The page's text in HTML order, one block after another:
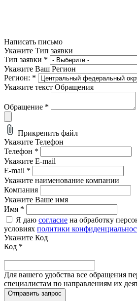
Написать письмо
Укажите Тип заявки
Тип заявки *
Укажите Ваш Регион
Регион: *
Укажите текст Обращения
Обращение *
Прикрепить файл
Укажите Телефон
Телефон *
Укажите E-mail
E-mail *
Укажите наименование компании
Компания
Укажите Ваше имя
Имя *
Я даю согласие на обработку
условиях политики
Укажите Код
Код *
Для вашего удобства все обращения
специалистам по направлениям их
Отправить запрос